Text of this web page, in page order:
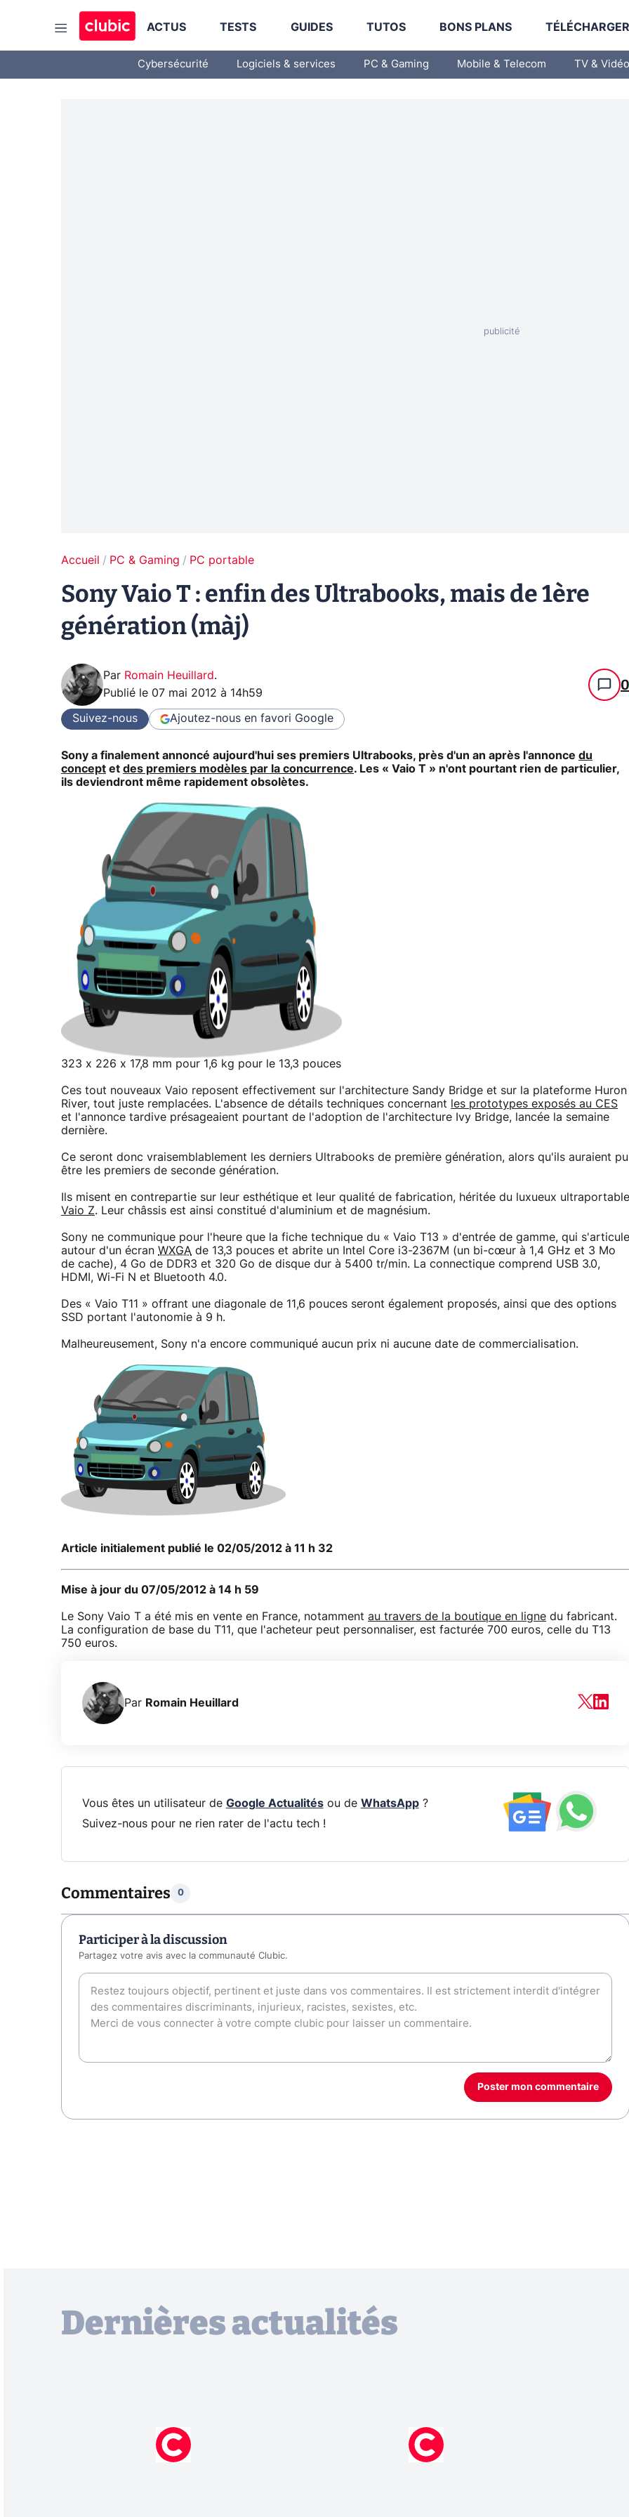
ACTUS TESTS GUIDES TUTOS BONS PLANS
Cybersécurité Logiciels & services PC & Gaming Mobile & Telecom TV & Vidéo
Accueil PC & Gaming PC portable
Sony Vaio T : enfin des Ultrabooks, mais de 1ère
génération (màj)
Par Romain Heuillard.
Publié le 07 mai 2012 à 14h59 0
Suivez-nous Ajoutez-nous en favori Google
Sony a finalement annoncé aujourd'hui ses premiers Ultrabooks, près d'un an après l'annonce du
concept et des premiers modèles par la concurrence. Les « Vaio T » n'ont pourtant rien de particulier,
ils deviendront même rapidement obsolètes.
323 x 226 x 17,8 mm pour 1,6 kg pour le 13,3 pouces
Ces tout nouveaux Vaio reposent effectivement sur l'architecture Sandy Bridge et sur la plateforme Huron
River, tout juste remplacées. L'absence de détails techniques concernant
les prototypes exposés au CES
et l'annonce tardive présageaient pourtant de l'adoption de l'architecture Ivy Bridge, lancée la semaine
dernière.
Ce seront donc vraisemblablement les derniers Ultrabooks de première génération, alors qu'ils auraient pu
être les premiers de seconde génération.
Ils misent en contrepartie sur leur esthétique et leur qualité de fabrication, héritée du luxueux ultraportable
Vaio Z. Leur châssis est ainsi constitué d'aluminium et de magnésium.
Sony ne communique pour l'heure que la fiche technique du « Vaio T13 » d'entrée de gamme, qui s'articule
autour d'un écran WXGA de 13,3 pouces et abrite un Intel Core i3-2367M (un bi-cœur à 1,4 GHz et 3 Mo
de cache), 4 Go de DDR3 et 320 Go de disque dur à 5400 tr/min. La connectique comprend USB 3.0,
HDMI, Wi-Fi N et Bluetooth 4.0.
Des « Vaio T11 » offrant une diagonale de 11,6 pouces seront également proposés, ainsi que des options
SSD portant l'autonomie à 9 h.
Malheureusement, Sony n'a encore communiqué aucun prix ni aucune date de commercialisation.
Article initialement publié le 02/05/2012 à 11 h 32
Mise à jour du 07/05/2012 à 14 h 59
Le Sony Vaio T a été mis en vente en France, notamment au travers de la boutique en ligne du fabricant.
La configuration de base du T11, que l'acheteur peut personnaliser, est facturée 700 euros, celle du T13
750 euros.
Par Romain Heuillard
Vous êtes un utilisateur de Google Actualitésou de WhatsApp?
Suivez-nous pour ne rien rater de l'actu tech !
Commentaires 0
Participer à la discussion
Partagez votre avis avec la communauté Clubic.
Poster mon commentaire
Dernières actualités